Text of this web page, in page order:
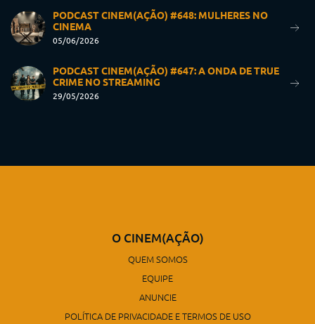
PODCAST CINEM(AÇÃO) #648: MULHERES NO
CINEMA
05/06/2026
PODCAST CINEM(AÇÃO) #647: A ONDA DE TRUE
CRIME NO STREAMING
29/05/2026
O CINEM(AÇÃO)
QUEM SOMOS
EQUIPE
ANUNCIE
POLÍTICA DE PRIVACIDADE E TERMOS DE USO